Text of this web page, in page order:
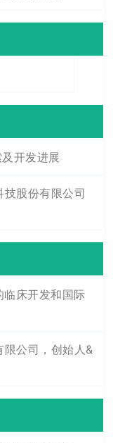
开发进展
股份有限公司
临床开发和国际
公司，创始人&